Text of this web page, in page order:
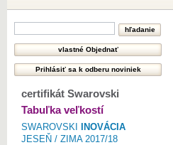
certifikát Swarovski
Tabuľka veľkostí
SWAROVSKI
INOVÁCIA
JESEŇ / ZIMA 2017/18